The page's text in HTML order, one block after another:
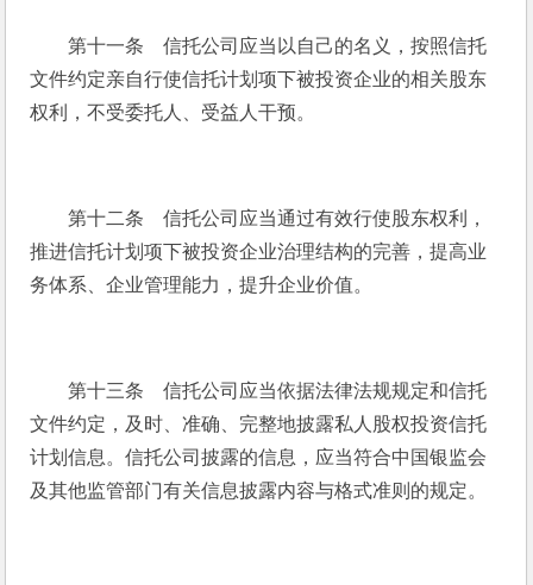
第十一条　信托公司应当以自己的名义，按照信托
文件约定亲自行使信托计划项下被投资企业的相关股东
权利，不受委托人、受益人干预。
第十二条　信托公司应当通过有效行使股东权利，
推进信托计划项下被投资企业治理结构的完善，提高业
务体系、企业管理能力，提升企业价值。
第十三条　信托公司应当依据法律法规规定和信托
文件约定，及时、准确、完整地披露私人股权投资信托
计划信息。信托公司披露的信息，应当符合中国银监会
及其他监管部门有关信息披露内容与格式准则的规定。